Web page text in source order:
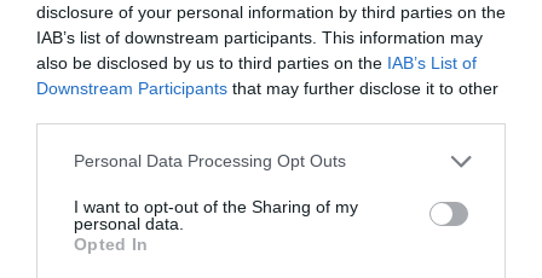
disclosure of your personal information by third parties on the
IAB’s list of downstream participants. This information may
also be disclosed by us to third parties on the IAB’s List of
Downstream Participants that may further disclose it to other
Personal Data Processing Opt Outs
I want to opt-out of the Sharing of my
personal data.
Opted In